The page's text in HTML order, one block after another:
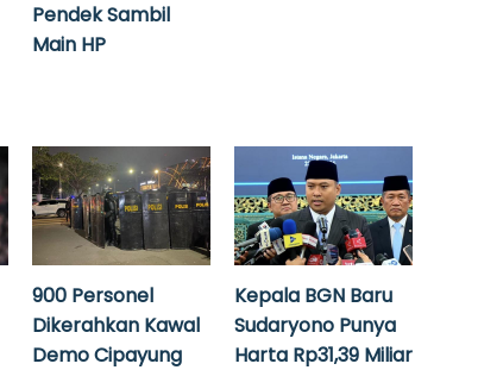
Pendek Sambil
Main HP
900 Personel
Dikerahkan Kawal
Demo Cipayung
Kepala BGN Baru
Sudaryono Punya
Harta Rp31,39 Miliar